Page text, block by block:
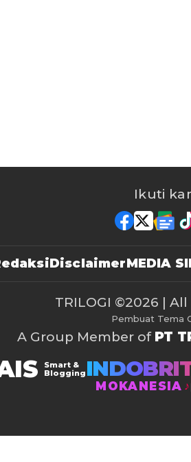
Ikuti
DisclaimerMEDIA
TRILOGI ©2026 | All
Pembuat Tema
A Group Member of PT
Smart &
Blogging
MOKANESIA